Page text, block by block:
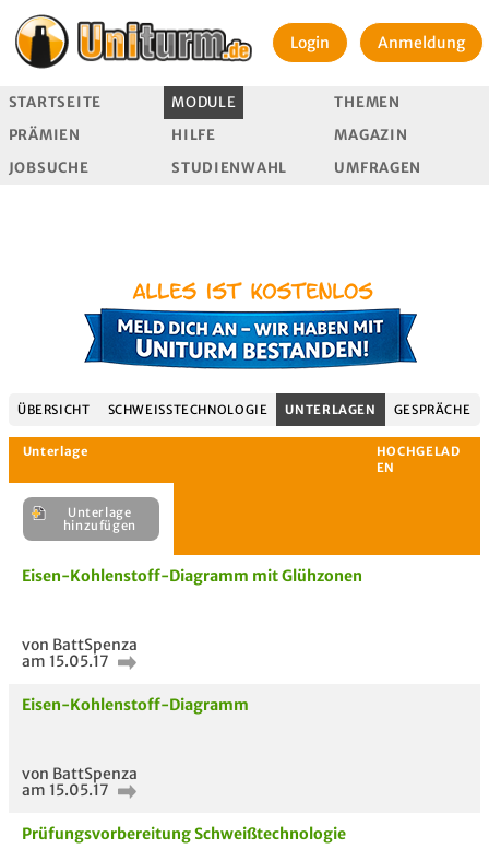
Login Anmeldung
STARTSEITE MODULE
THEMEN
PRÄMIEN
HILFE
MAGAZIN
JOBSUCHE
STUDIENWAHL UMFRAGEN
ÜBERSICHT SCHWEISSTECHNOLOGIE UNTERLAGEN GESPRÄCHE
Unterlage
Unterlage
hinzufügen
Eisen-Kohlenstoff-Diagramm mit Glühzonen
von BattSpenza
am 15.05.17
Eisen-Kohlenstoff-Diagramm
von BattSpenza
am 15.05.17
Prüfungsvorbereitung Schweißtechnologie